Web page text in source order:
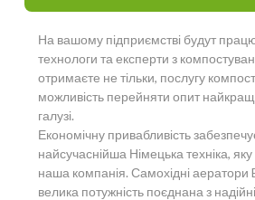
На вашому підприємстві будут
технологи та експерти з
отримаєте не тільки, послугу
можливість перейняти опит
галузі.
Економічну привабливість
найсучаснійша Німецька техніка,
наша компанія. Самохідні аератори
велика потужність поєднана з